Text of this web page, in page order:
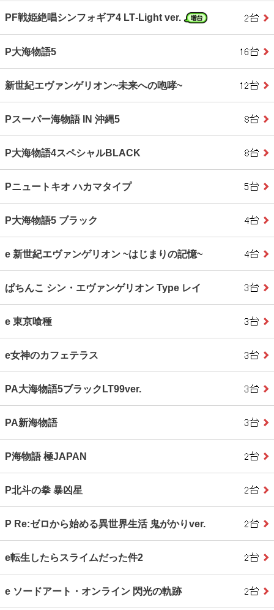
PF戦姫絶唱シンフォギア4 LT‐Light ver.
P大海物語5
新世紀エヴァンゲリオン~未来への咆哮~
Pスーパー海物語 IN 沖縄5
P大海物語4スペシャルBLACK
Pニュートキオ ハカマタイプ
P大海物語5 ブラック
e 新世紀エヴァンゲリオン ~はじまりの記憶~
ぱちんこ シン・エヴァンゲリオン Type レイ
e 東京喰種
e女神のカフェテラス
PA大海物語5ブラックLT99ver.
PA新海物語
P海物語 極JAPAN
P北斗の拳 暴凶星
P Re:ゼロから始める異世界生活 鬼がかりver.
e転生したらスライムだった件2
e ソードアート・オンライン 閃光の軌跡